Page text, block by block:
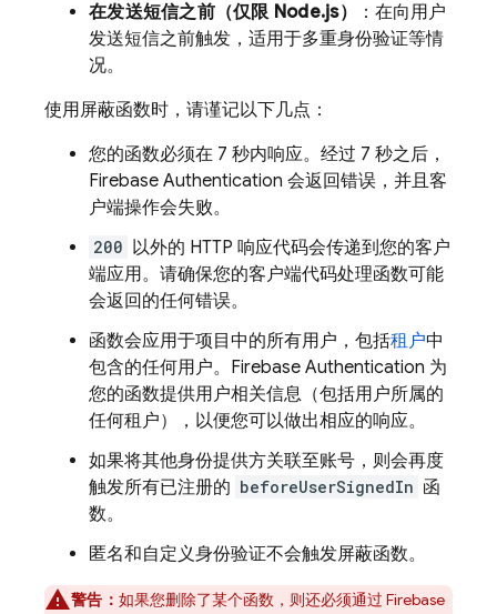
在发送短信之前（仅限 Node.js）
：在向用户
发送短信之前触发，适用于多重身份验证等情
况。
使用屏蔽函数时，请谨记以下几点：
您的函数必须在 7 秒内响应。经过 7 秒之后，
Firebase Authentication 会返回错误，并且客
户端操作会失败。
200 以外的 HTTP 响应代码会传递到您的客户
端应用。请确保您的客户端代码处理函数可能
会返回的任何错误。
函数会应用于项目中的所有用户，包括租户中
包含的任何用户。 Firebase Authentication 为
您的函数提供用户相关信息（包括用户所属的
任何租户），以便您可以做出相应的响应。
如果将其他身份提供方关联至账号，则会再度
触发所有已注册的 beforeUserSignedIn 函
数。
匿名和自定义身份验证不会触发屏蔽函数。
警告： 如果您删除了某个函数，则还必须通过 Firebase